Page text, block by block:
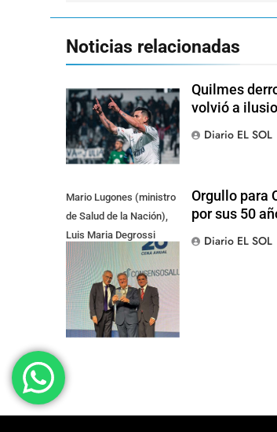
Noticias relacionadas
Quilmes
volvió a
Diario EL SOL
Mario Lugones (ministro
de Salud de la Nación),
Luis Maria Degrossi
(Presidente de Apres
Salud) y Cristian Mazza
(Presidente de ALAMI)
Orgullo para
por sus 50
Diario EL SOL